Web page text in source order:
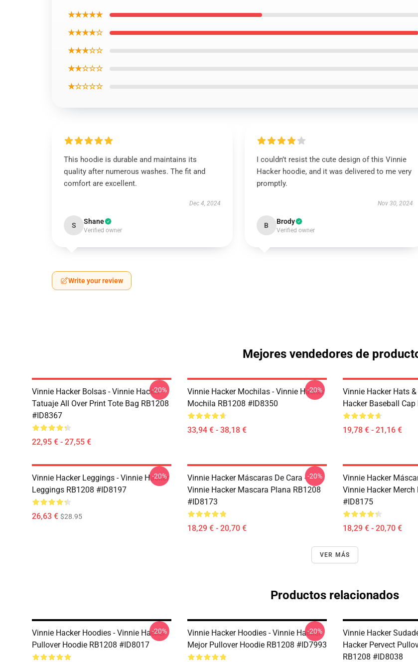
★★★★★
★★★★☆
★★★☆☆
★★☆☆☆
★☆☆☆☆
This hoodie is durable and maintains its
quality after numerous washes. The fit and
comfort are excellent.
Dec 4, 2024
S Shane
Verified owner
I couldn’t resist the cute design of this Vinnie
Hacker hoodie, and it was delivered to me very
promptly.
Nov 30, 2024
B Brody
Verified owner
Write your review
Mejores vendedores de
Vinnie Hacker Bolsas - Vinnie Hacker
Tatuaje All Over Print Tote Bag RB1208
#ID8367
22,95 € - 27,55 €
-20%
Vinnie Hacker Mochilas - Vinnie Hacker
Mochila RB1208 #ID8350
33,94 € - 38,18 €
-20%
Vinnie Hacker Hats
Hacker Baseball
19,78 € - 21,16 €
Vinnie Hacker Leggings - Vinnie Hacker
Leggings RB1208 #ID8197
26,63 € $28.95
-20%
Vinnie Hacker Máscaras De Cara -
Vinnie Hacker Mascara Plana RB1208
#ID8173
18,29 € - 20,70 €
-20%
Vinnie Hacker
Vinnie Hacker
#ID8175
18,29 € - 20,70 €
VER MÁS
Productos relacionados
Vinnie Hacker Hoodies - Vinnie Hacker
Pullover Hoodie RB1208 #ID8017
-20%
Vinnie Hacker Hoodies - Vinnie Hacker
Mejor Pullover Hoodie RB1208 #ID7993
-20%
Vinnie Hacker
Hacker Pervect
RB1208 #ID8038